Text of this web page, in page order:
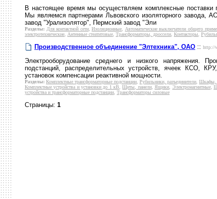
В настоящее время мы осуществляем комплексные поставки
Мы являемся партнерами Львовского изоляторного завода,
завод "Урализолятор", Пермский завод "Эли
Разделы: Для контактной сети,Изоляционные
Автоматические выключатели общего
электротехнические
Антенные стеатитовые Трансформаторы, дроссели Контакторы
Производственное объединение "Элтехника", ОАО :: http://
Электрооборудование среднего и низкого напряжения.
подстанций, распределительных устройств, ячеек КСО,
установок компенсации реактивной мощности.
Разделы: Комплектные трансформаторные подстанции Рубильники, разъединители Шкафы,
Комплектные устройства и установки до 1 кВ
,Щиты, панели, Ящики Электромагнитные,
устройства и трансформаторные подстанции Трансформаторы силовые
Страницы: 1